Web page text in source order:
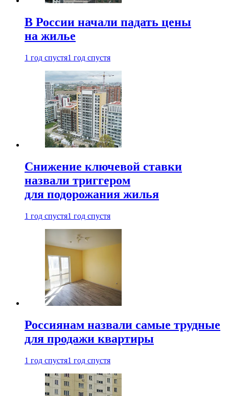
В России начали падать цены
на жилье
1 год спустя1 год спустя
Снижение ключевой ставки
назвали триггером
для подорожания жилья
1 год спустя1 год спустя
Россиянам назвали самые трудные
для продажи квартиры
1 год спустя1 год спустя